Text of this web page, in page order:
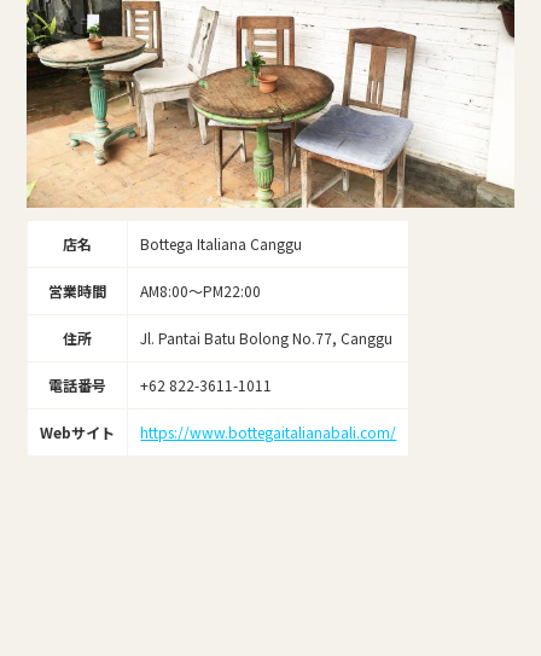
店名 Bottega Italiana Canggu
営業時間 AM8:00～PM22:00
住所 Jl. Pantai Batu Bolong No.77, Canggu
電話番号 +62 822-3611-1011
Webサイト https://www.bottegaitalianabali.com/